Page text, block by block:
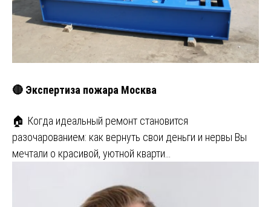
🔴 Экспертиза пожара Москва
🏠 Когда идеальный ремонт становится
разочарованием: как вернуть свои деньги и нервы Вы
мечтали о красивой, уютной кварти…